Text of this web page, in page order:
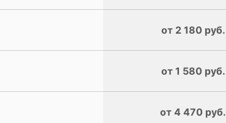
от 2 180 руб.
от 1 580 руб.
от 4 470 руб.